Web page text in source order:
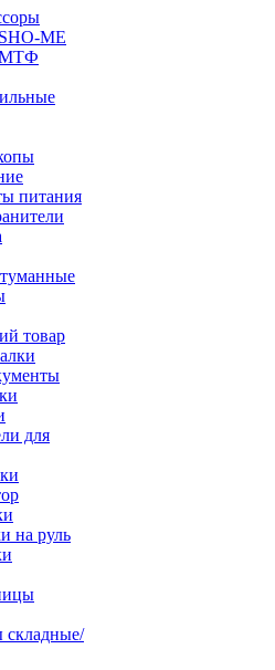
ME
МТФ
питания
товар
для
на руль
складные/